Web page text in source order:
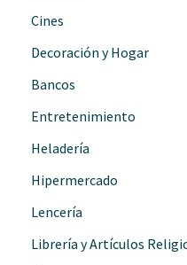
Cines
Decoración y Hogar
Bancos
Entretenimiento
Heladería
Hipermercado
Lencería
Librería y Artículos